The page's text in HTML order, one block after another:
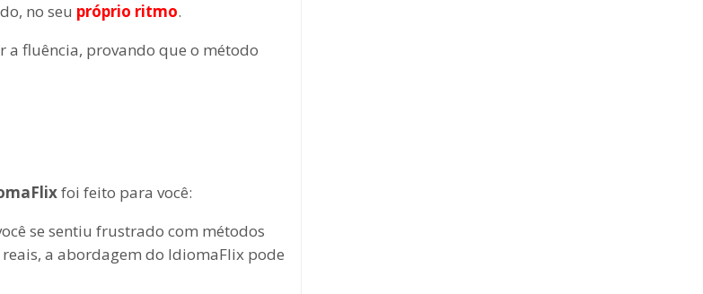
no seu próprio ritmo.
a fluência, provando que o método
foi feito para você:
se sentiu frustrado com métodos
a abordagem do IdiomaFlix pode